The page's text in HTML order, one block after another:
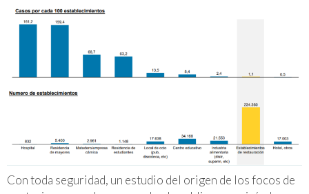
Con toda seguridad, un estudio del origen de los focos de